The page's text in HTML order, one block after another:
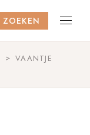
ZOEKEN
VAANTJE